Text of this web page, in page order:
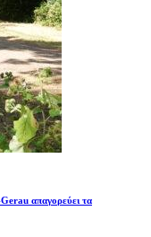
απαγορεύει τα